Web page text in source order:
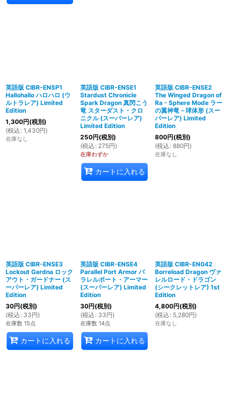
英語版 CIBR-ENSP1
Hallohallo ハロハロ (ウ
ルトラレア) Limited
Edition
1,300円(税別)
(税込 : 1,430円)
在庫なし
英語版 CIBR-ENSE1
Stardust Chronicle
Spark Dragon 真閃こう
竜 スターダスト・クロ
ニクル (スーパーレア)
Limited Edition
250円(税別)
(税込 : 275円)
在庫わずか
カートに入れる
英語版 CIBR-ENSE2
The Winged Dragon of
Ra - Sphere Mode ラー
の翼神竜－球体形 (スー
パーレア) Limited
Edition
800円(税別)
(税込 : 880円)
在庫なし
英語版 CIBR-ENSE3
Lockout Gardna ロック
アウト・ガードナー (ス
ーパーレア) Limited
Edition
30円(税別)
(税込 : 33円)
在庫数 15点
カートに入れる
英語版 CIBR-ENSE4
Parallel Port Armor パ
ラレルポート・アーマー
(スーパーレア) Limited
Edition
30円(税別)
(税込 : 33円)
在庫数 14点
カートに入れる
英語版 CIBR-EN042
Borreload Dragon ヴァ
レルロード・ドラゴン
(シークレットレア) 1st
Edition
4,800円(税別)
(税込 : 5,280円)
在庫なし